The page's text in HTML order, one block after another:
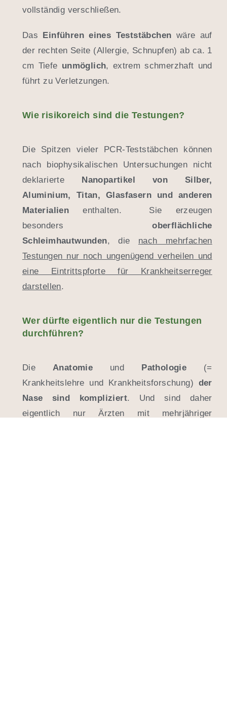
vollständig verschließen.
Das Einführen eines Teststäbchen wäre auf
der rechten Seite (Allergie, Schnupfen) ab ca. 1
cm Tiefe unmöglich, extrem schmerzhaft und
führt zu Verletzungen.
Wie risikoreich sind die Testungen?
Die Spitzen vieler PCR-Teststäbchen können
nach biophysikalischen Untersuchungen nicht
deklarierte Nanopartikel von Silber,
Aluminium, Titan,Glasfasern und anderen
Materialien enthalten. Sie erzeugen
besondersoberflächliche
Schleimhautwunden, die nach mehrfachen
Testungen nur noch ungenügend verheilen und
eine Eintrittspforte für Krankheitserreger
darstellen.
Wer dürfte eigentlich nur die Testungen
durchführen?
Die Anatomie und Pathologie (=
Krankheitslehre und Krankheitsforschung) der
Nase sind kompliziert. Und sind daher
eigentlich nur Ärzten mit mehrjähriger